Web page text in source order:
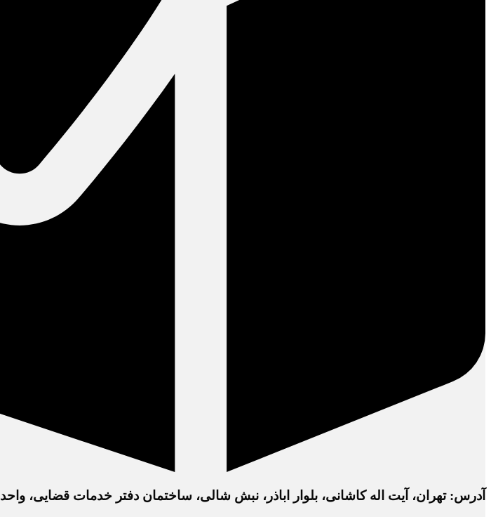
آدرس: تهران، آیت اله کاشانی، بلوار اباذر، نبش شالی، ساختمان دفتر خدمات قضایی، واحد 6. تلفن:02144097162